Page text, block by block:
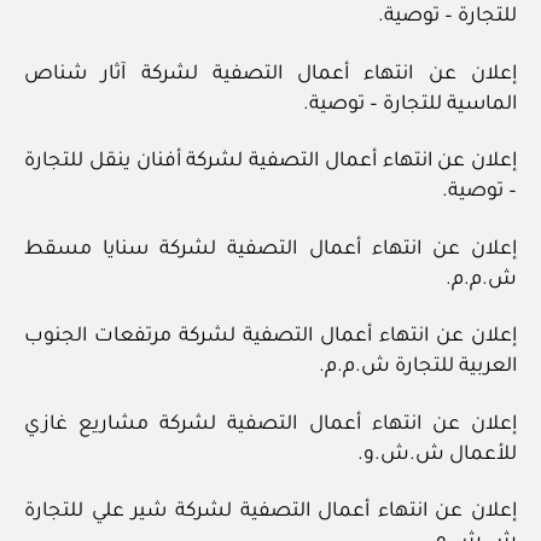
للتجارة – توصية.
إعلان عن انتهاء أعمال التصفية لشركة آثار شناص
الماسية للتجارة – توصية.
إعلان عن انتهاء أعمال التصفية لشركة أفنان ينقل للتجارة
– توصية.
إعلان عن انتهاء أعمال التصفية لشركة سنايا مسقط
ش.م.م.
إعلان عن انتهاء أعمال التصفية لشركة مرتفعات الجنوب
العربية للتجارة ش.م.م.
إعلان عن انتهاء أعمال التصفية لشركة مشاريع غازي
للأعمال ش.ش.و.
إعلان عن انتهاء أعمال التصفية لشركة شير علي للتجارة